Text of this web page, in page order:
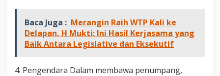
Baca Juga : Merangin Raih WTP Kali ke
Delapan, H Mukti: Ini Hasil Kerjasama yang
Baik Antara Legislative dan Eksekutif
4. Pengendara Dalam membawa penumpang,